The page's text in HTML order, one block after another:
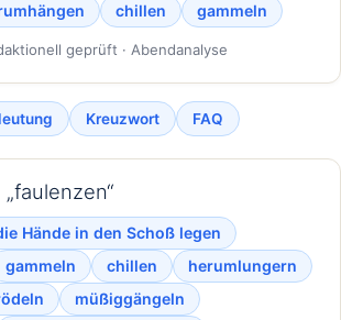
chillen gammeln
geprüft · Abendanalyse
Kreuzwort FAQ
Hände in den Schoß legen
gammeln chillen
herumlungern
müßiggängeln